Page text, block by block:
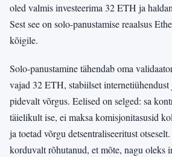
oled valmis investeerima 32 ETH ja
Sest see on solo-panustamise reaalsus
kõigile.
Solo-panustamine tähendab oma
vajad 32 ETH, stabiilset
pidevalt võrgus. Eelised on selged: sa
täielikult ise, ei maksa komisjonitasusid
ja toetad võrgu detsentraliseeritust
korduvalt rõhutanud, et mõte, nagu oleks